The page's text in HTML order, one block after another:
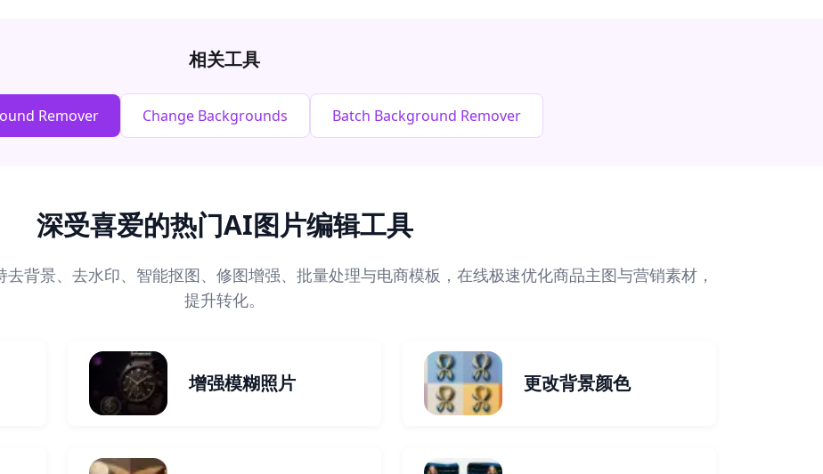
相关工具
Remover Change Backgrounds Batch Background Remover
深受喜爱的热门AI图片编辑工具
背景、去水印、智能抠图、修图增强、批量处理与电商模板，在线极速优化商品主图与营销素材，
提升转化。
增强模糊照片 更改背景颜色